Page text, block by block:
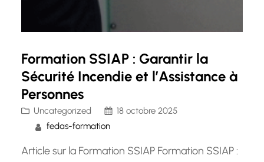
Formation SSIAP : Garantir la
Sécurité Incendie et l’Assistance à
Personnes
Uncategorized
18 octobre 2025
fedas-formation
Article sur la Formation SSIAP Formation SSIAP :